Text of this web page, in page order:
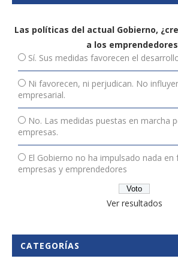
Las políticas del actual Gobierno,
a los
Sí. Sus medidas favorecen el
Ni favorecen, ni perjudican. No
empresarial.
No. Las medidas puestas en marcha
empresas.
El Gobierno no ha impulsado nada en
empresas y emprendedores
Ver resultados
CATEGORÍAS